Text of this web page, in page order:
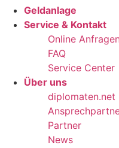
Geldanlage
Service & Kontakt
Online
FAQ
Service Center
Über uns
diplomaten.net
Partner
News